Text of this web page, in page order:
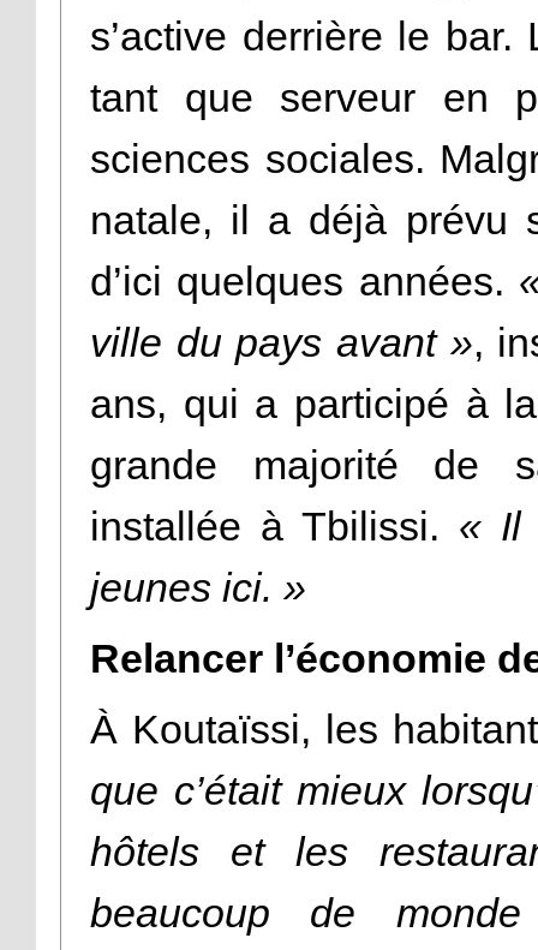
s’active derrière le
tant que serveur en
sciences sociales.
natale, il a déjà prévu
d’ici quelques années.
ville du pays avant »,
ans, qui a participé à
grande majorité de
installée à Tbilissi. « Il
jeunes ici. »
Relancer l’économie
À Koutaïssi, les
que c’était mieux
hôtels et les
beaucoup de